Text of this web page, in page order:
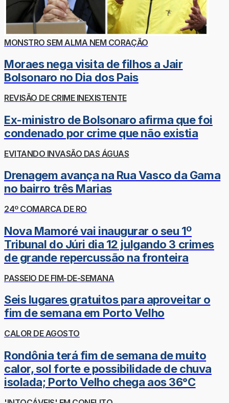
MONSTRO SEM ALMA NEM CORAÇÃO
Moraes nega visita de filhos a Jair
Bolsonaro no Dia dos Pais
REVISÃO DE CRIME INEXISTENTE
Ex-ministro de Bolsonaro afirma que foi
condenado por crime que não existia
EVITANDO INVASÃO DAS ÁGUAS
Drenagem avança na Rua Vasco da Gama
no bairro três Marias
24º COMARCA DE RO
Nova Mamoré vai inaugurar o seu 1º
Tribunal do Júri dia 12 julgando 3 crimes
de grande repercussão na fronteira
PASSEIO DE FIM-DE-SEMANA
Seis lugares gratuitos para aproveitar o
fim de semana em Porto Velho
CALOR DE AGOSTO
Rondônia terá fim de semana de muito
calor, sol forte e possibilidade de chuva
isolada; Porto Velho chega aos 36°C